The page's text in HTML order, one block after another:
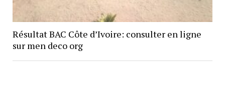
Résultat BAC Côte d’Ivoire: consulter en ligne
sur men deco org